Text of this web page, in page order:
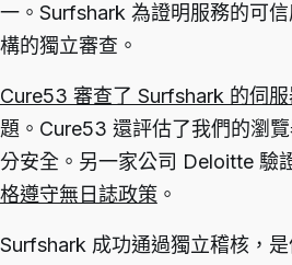
一。Surfshark 為證明服務的可
構的獨立審查。
Cure53 審查了 Surfshark 的伺
題。 Cure53 還評估了我們的瀏
分安全。 另一家公司 Deloitte 驗
格遵守無日誌政策。
Surfshark 成功通過獨立稽核，